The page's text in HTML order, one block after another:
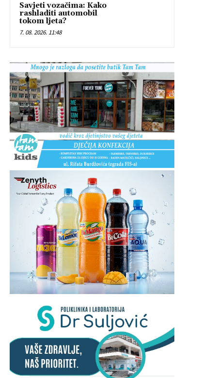
Savjeti vozačima: Kako
rashladiti automobil
tokom ljeta?
7. 08. 2026. 11:48